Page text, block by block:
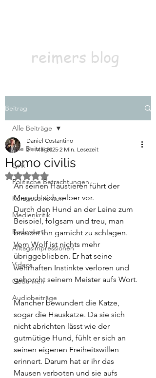
reimers blog
Beitrag
Alle Beiträge
Lyrik
Politische Betrachtungen
Kurzgeschichten
Medienkritik
Redensart
Alltagsimpressionen
Videos
Gedanken
Audiobeiträge
Alle Beiträge
Homo civilis
Daniel Costantino
21. Mai 2025 2 Min. Lesezeit
Mit NaN von 5 Sternen bewertet.
An seinen Haustieren führt der
Mensch sich selber vor.
Durch den Hund an der Leine zum
Beispiel, folgsam und treu, man
braucht ihn garnicht zu schlagen.
Vom Wolf ist nichts mehr
übriggeblieben. Er hat seine
wehrhaften Instinkte verloren und
gehorcht seinem Meister aufs Wort.
Mancher bewundert die Katze,
sogar die Hauskatze. Da sie sich
nicht abrichten lässt wie der
gutmütige Hund, fühlt er sich an
seinen eigenen Freiheitswillen
erinnert. Darum hat er ihr das
Mausen verboten und sie aufs